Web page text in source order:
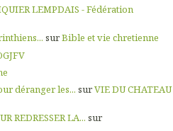
LEMPDAIS - Fédération
surBible et vie chretienne
déranger les... surVIE DU CHATEAU
REDRESSER LA... sur